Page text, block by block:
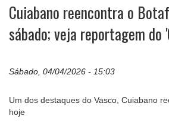
Cuiabano reencontra o
sábado; veja reportagem do
Sábado, 04/04/2026 - 15:03
Um dos destaques do Vasco, Cuiabano
hoje